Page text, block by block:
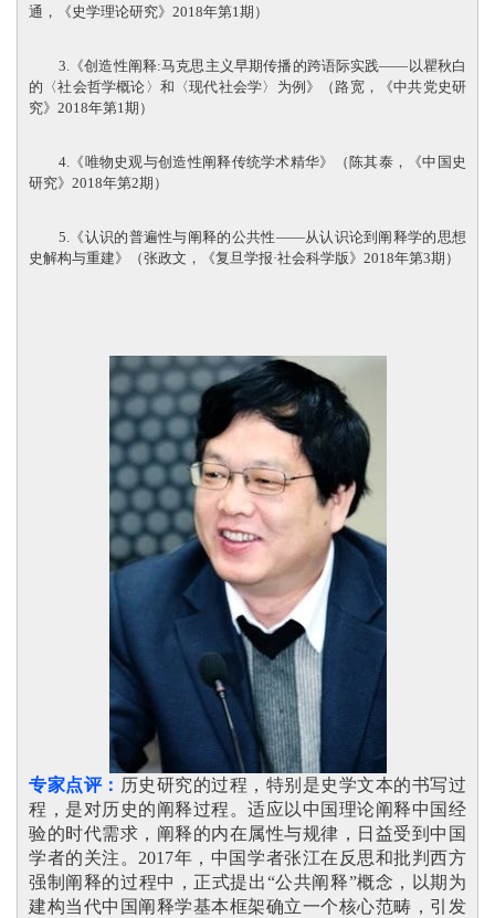
通，《史学理论研究》2018年第1期）
3.《创造性阐释:马克思主义早期传播的跨语际实践——以瞿秋白
的〈社会哲学概论〉和〈现代社会学〉为例》（路宽，《中共党史研
究》2018年第1期）
4.《唯物史观与创造性阐释传统学术精华》（陈其泰，《中国史
研究》2018年第2期）
5.《认识的普遍性与阐释的公共性——从认识论到阐释学的思想
史解构与重建》（张政文，《复旦学报·社会科学版》2018年第3期）
专家点评： 历史研究的过程，特别是史学文本的书写过
程，是对历史的阐释过程。适应以中国理论阐释中国经
验的时代需求，阐释的内在属性与规律，日益受到中国
学者的关注。2017年，中国学者张江在反思和批判西方
强制阐释的过程中，正式提出“公共阐释”概念，以期为
建构当代中国阐释学基本框架确立一个核心范畴，引发